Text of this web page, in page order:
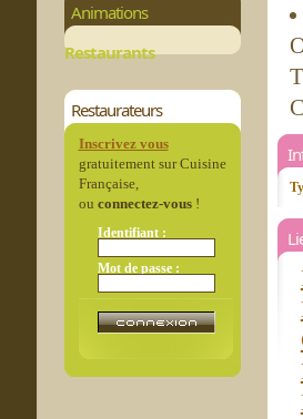
Animations
Restaurants
Restaurateurs
Inscrivez vous
gratuitement sur Cuisine
Française,
ou connectez-vous!
Identifiant :
Mot de passe :